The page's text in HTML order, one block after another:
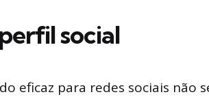
social
eficaz para redes sociais não